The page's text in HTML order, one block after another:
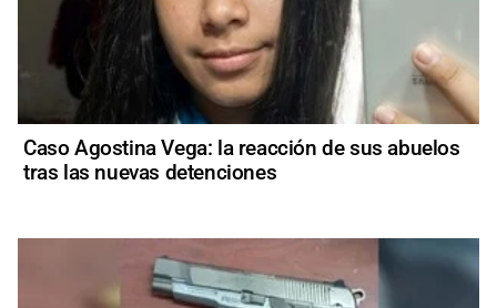
Caso Agostina Vega: la reacción de sus abuelos
tras las nuevas detenciones